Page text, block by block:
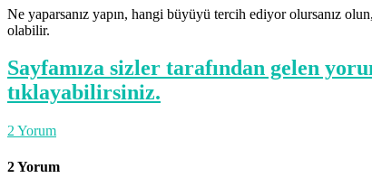
Ne yaparsanız yapın, hangi büyüyü tercih ediyor olursanız
olabilir.
Sayfamıza sizler tarafından gelen
tıklayabilirsiniz.
2 Yorum
2 Yorum